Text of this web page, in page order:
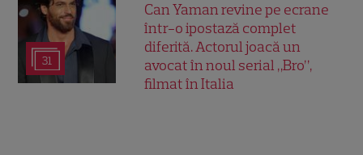
31
Can Yaman revine pe ecrane
într-o ipostază complet
diferită. Actorul joacă un
avocat în noul serial „Bro”,
filmat în Italia